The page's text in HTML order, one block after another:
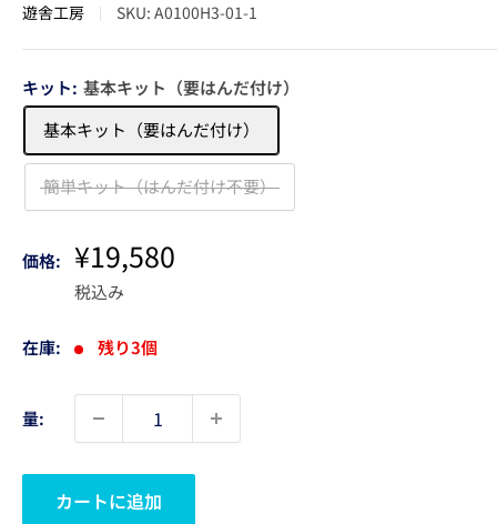
遊舎工房 SKU: A0100H3-01-1
キット: 基本キット（要はんだ付け）
基本キット（要はんだ付け）
簡単キット（はんだ付け不要）
価格: 販
売
価
格
¥19,580
税込み
在庫: 残り3個
量:
カートに追加